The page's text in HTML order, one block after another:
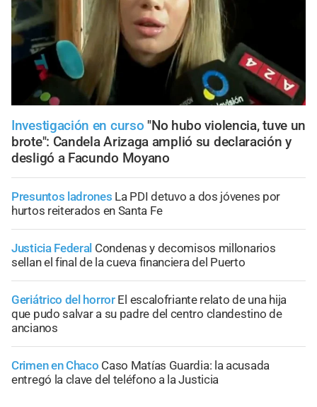
Investigación en curso "No hubo violencia, tuve un
brote": Candela Arizaga amplió su declaración y
desligó a Facundo Moyano
Presuntos ladrones La PDI detuvo a dos jóvenes por
hurtos reiterados en Santa Fe
Justicia Federal Condenas y decomisos millonarios
sellan el final de la cueva financiera del Puerto
Geriátrico del horror El escalofriante relato de una hija
que pudo salvar a su padre del centro clandestino de
ancianos
Crimen en Chaco Caso Matías Guardia: la acusada
entregó la clave del teléfono a la Justicia